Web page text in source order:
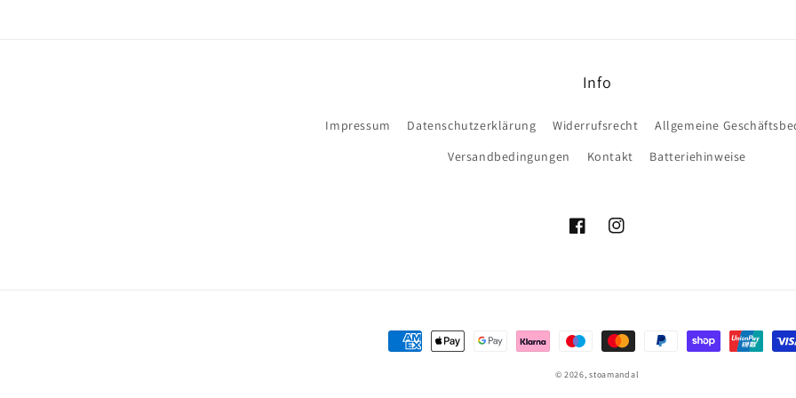
Info
Impressum Datenschutzerklärung Widerrufsrecht
Allgemeine
Versandbedingungen
Kontakt Batteriehinweise
FacebookInstagram
Zahlungsmethoden
© 2026,stoamandal